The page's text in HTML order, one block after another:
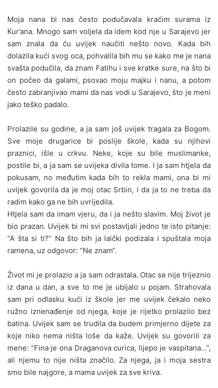
Moja nana bi nas često podučavala kraćim surama iz
Kur’ana. Mnogo sam voljela da idem kod nje u Sarajevo jer
sam znala da ću uvijek naučiti nešto novo. Kada bih
dolazila kući svog oca, pohvalila bih mu se kako me je nana
svašta podučila, da znam Fatihu i sve kratke sure, na što bi
on počeo da galami, psovao moju majku i nanu, a potom
često zabranjivao mami da nas vodi u Sarajevo, što je meni
jako teško padalo.
Prolazile su godine, a ja sam još uvijek tragala za Bogom.
Sve moje drugarice bi poslije škole, kada su njihovi
praznici, išle u crkvu. Neke, koje su bile muslimanke,
postile bi, a ja sam se uvijeka divila tome. I ja sam htjela da
pokusam, no međutim kada bih to rekla mami, ona bi mi
uvijek govorila da je moj otac Srbin, i da ja to ne treba da
radim kako ga ne bih uvrijedila.
Htjela sam da imam vjeru, da i ja nešto slavim. Moj život je
bio prazan. Uvijek bi mi svi postavljali jedno te isto pitanje:
“A šta si ti?” Na što bih ja laički podizala i spuštala moja
ramena, uz odgovor: “Ne znam“.
Život mi je prolazio a ja sam odrastala. Otac se nije trijeznio
iz dana u dan, a sve to me je ubijalo u pojam. Strahovala
sam pri odlasku kući iz škole jer me uvijek čekalo neko
ružno iznenađenje od njega, koje je rijetko prolazilo bez
batina. Uvijek sam se trudila da budem primjerno dijete za
koje niko nema ništa loše da kaže. Uvijek su govorili za
mene: “Fina je ona Draganova curica, lijepo je vaspitana…”,
ali njemu to nije ništa značilo. Za njega, ja i moja sestra
smo bile najgore, a mama uvijek za sve kriva.